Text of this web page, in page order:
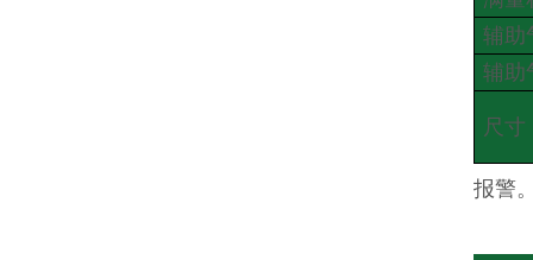
辅助
辅助
尺寸
报警